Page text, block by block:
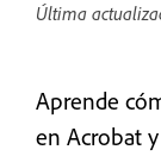
Última
Aprende
en Acrobat